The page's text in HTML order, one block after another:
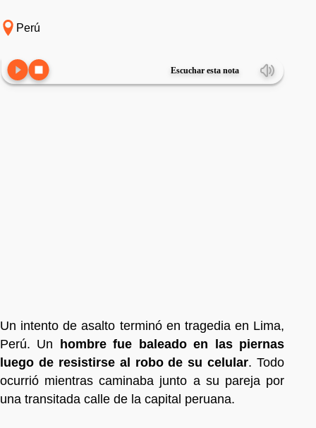
Perú
Escuchar esta nota
Un intento de asalto terminó en tragedia en Lima,
Perú. Un hombre fue baleado en las piernas
luego de resistirse al robo de su celular. Todo
ocurrió mientras caminaba junto a su pareja por
una transitada calle de la capital peruana.